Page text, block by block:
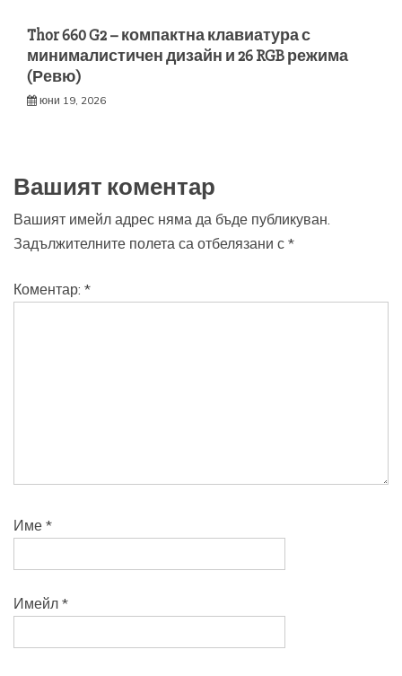
Thor 660 G2 – компактна клавиатура с
минималистичен дизайн и 26 RGB режима
(Ревю)
юни 19, 2026
Вашият коментар
Вашият имейл адрес няма да бъде публикуван.
Задължителните полета са отбелязани с *
Коментар: *
Име *
Имейл *